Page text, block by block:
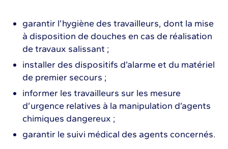
garantir l’hygiène des travailleurs, dont la mise
à disposition de douches en cas de réalisation
de travaux salissant ;
installer des dispositifs d’alarme et du matériel
de premier secours ;
informer les travailleurs sur les mesure
d’urgence relatives à la manipulation d’agents
chimiques dangereux ;
garantir le suivi médical des agents concernés.